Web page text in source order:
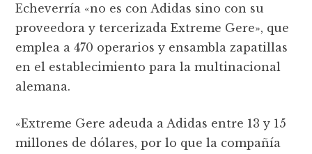
Echeverría «no es con Adidas sino con su
proveedora y tercerizada Extreme Gere», que
emplea a 470 operarios y ensambla zapatillas
en el establecimiento para la multinacional
alemana.
«Extreme Gere adeuda a Adidas entre 13 y 15
millones de dólares, por lo que la compañía